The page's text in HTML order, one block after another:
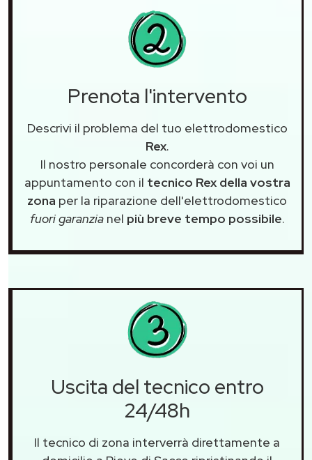
Prenota l'intervento
Descrivi il problema del tuo elettrodomestico
Rex.
Il nostro personale concorderà con voi un
appuntamento con il tecnico Rex della vostra
zona per la riparazione dell'elettrodomestico
fuori garanzianel più breve tempo possibile.
Uscita del tecnico entro
24/48h
Il tecnico di zona interverrà direttamente a